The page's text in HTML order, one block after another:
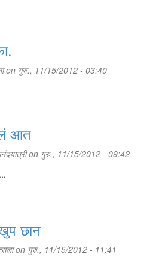
on गुरु., 11/15/2012 - 03:40
आत
on गुरु., 11/15/2012 - 09:42
छान
on गुरु., 11/15/2012 - 11:41